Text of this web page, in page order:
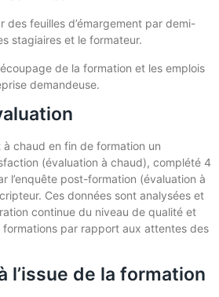
des feuilles d’émargement par demi-
stagiaires et le formateur.
de la formation et les emplois
demandeuse.
chaud en fin de formation un
(évaluation à chaud), complété 4
l’enquête post-formation (évaluation à
Ces données sont analysées et
continue du niveau de qualité et
par rapport aux attentes des
l’issue de la formation